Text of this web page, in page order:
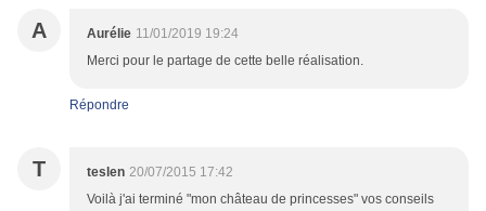
A Aurélie 11/01/2019 19:24
Merci pour le partage de cette belle réalisation.
Répondre
T teslen 20/07/2015 17:42
Voilà j'ai terminé "mon château de princesses" vos conseils